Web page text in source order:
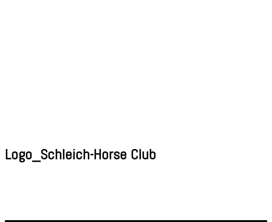
Logo_Schleich-Horse Club